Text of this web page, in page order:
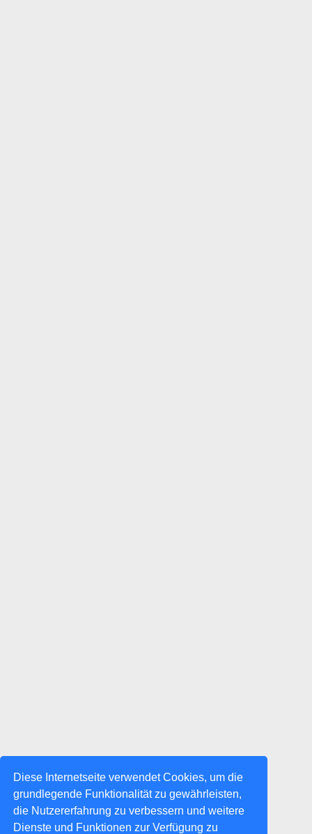
Diese Internetseite verwendet Cookies, um die
grundlegende Funktionalität zu gewährleisten,
die Nutzererfahrung zu verbessern und weitere
Dienste und Funktionen zur Verfügung zu